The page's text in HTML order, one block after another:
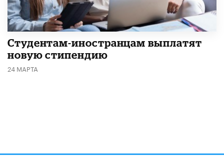
Студентам-иностранцам выплатят
новую стипендию
24 МАРТА